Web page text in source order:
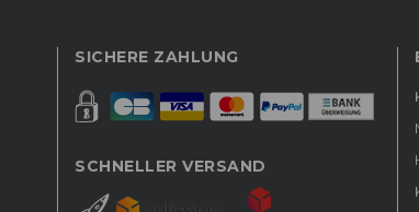
SICHERE ZAHLUNG
SCHNELLER VERSAND